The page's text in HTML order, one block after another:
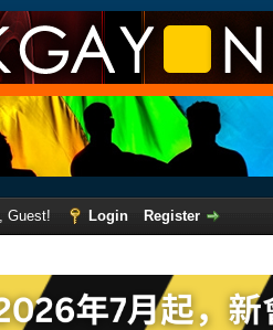
Guest! Login
Register